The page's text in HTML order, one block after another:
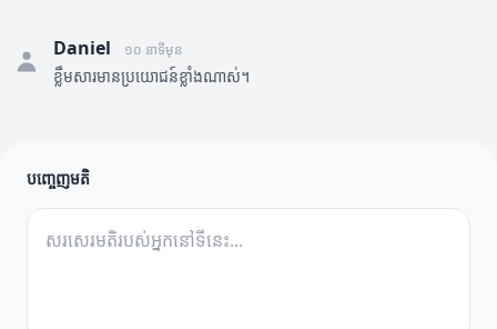
Daniel ១០ នាទីមុន
ខ្លឹមសារមានប្រយោជន៍ខ្លាំងណាស់។
បញ្ចេញមតិ